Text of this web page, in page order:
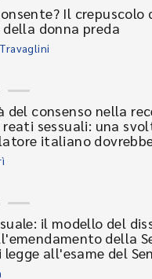
Il crepuscolo
donna preda
del consenso nella
reati sessuali: una
italiano
il modello del
della
legge all'esame del